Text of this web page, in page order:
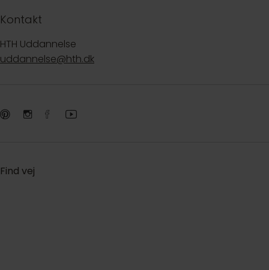
Kontakt
HTH Uddannelse
uddannelse@hth.dk
Find vej